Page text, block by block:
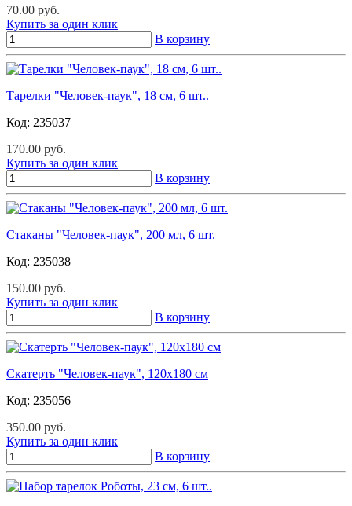
70.00 руб.
Купить за один клик
В корзину
Тарелки "Человек-паук", 18 см, 6 шт..
Код: 235037
170.00 руб.
Купить за один клик
В корзину
Стаканы "Человек-паук", 200 мл, 6 шт.
Код: 235038
150.00 руб.
Купить за один клик
В корзину
Скатерть "Человек-паук", 120х180 см
Код: 235056
350.00 руб.
Купить за один клик
В корзину